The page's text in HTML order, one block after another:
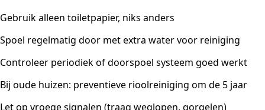
Gebruik alleen toiletpapier, niks anders
Spoel regelmatig door met extra water voor reiniging
Controleer periodiek of doorspoel systeem goed werkt
Bij oude huizen: preventieve rioolreiniging om de 5 jaar
Let op vroege signalen (traag weglopen, gorgelen)